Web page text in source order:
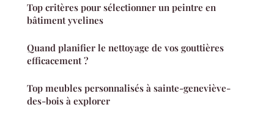
Top critères pour sélectionner un peintre en
bâtiment yvelines
Quand planifier le nettoyage de vos gouttières
efficacement ?
Top meubles personnalisés à sainte-geneviève-
des-bois à explorer